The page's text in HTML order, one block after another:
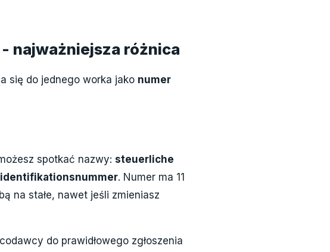
najważniejsza różnica
się do jednego worka jako numer
spotkać nazwy: steuerliche
. Numer ma 11
na stałe, nawet jeśli zmieniasz
do prawidłowego zgłoszenia